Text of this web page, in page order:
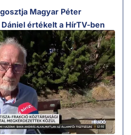
Magyar Péter
értékelt a HírTV-ben